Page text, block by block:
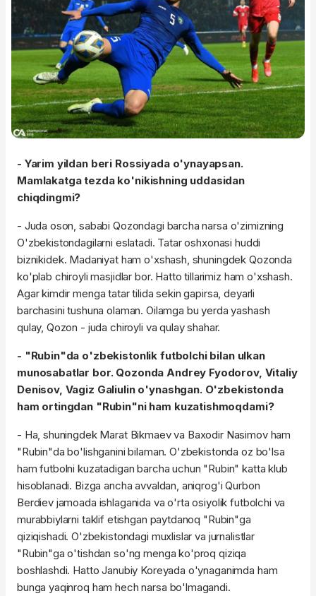
- Yarim yildan beri Rossiyada o'ynayapsan.
Mamlakatga tezda ko'nikishning uddasidan
chiqdingmi?
- Juda oson, sababi Qozondagi barcha narsa o'zimizning
O'zbekistondagilarni eslatadi. Tatar oshxonasi huddi
biznikidek. Madaniyat ham o'xshash, shuningdek Qozonda
ko'plab chiroyli masjidlar bor. Hatto tillarimiz ham o'xshash.
Agar kimdir menga tatar tilida sekin gapirsa, deyarli
barchasini tushuna olaman. Oilamga bu yerda yashash
qulay, Qozon - juda chiroyli va qulay shahar.
- "Rubin"da o'zbekistonlik futbolchi bilan ulkan
munosabatlar bor. Qozonda Andrey Fyodorov, Vitaliy
Denisov, Vagiz Galiulin o'ynashgan. O'zbekistonda
ham ortingdan "Rubin"ni ham kuzatishmoqdami?
- Ha, shuningdek Marat Bikmaev va Baxodir Nasimov ham
"Rubin"da bo'lishganini bilaman. O'zbekistonda oz bo'lsa
ham futbolni kuzatadigan barcha uchun "Rubin" katta klub
hisoblanadi. Bizga ancha avvaldan, aniqrog'i Qurbon
Berdiev jamoada ishlaganida va o'rta osiyolik futbolchi va
murabbiylarni taklif etishgan paytdanoq "Rubin"ga
qiziqishadi. O'zbekistondagi muxlislar va jurnalistlar
"Rubin"ga o'tishdan so'ng menga ko'proq qiziqa
boshlashdi. Hatto Janubiy Koreyada o'ynaganimda ham
bunga yaqinroq ham hech narsa bo'lmagandi.